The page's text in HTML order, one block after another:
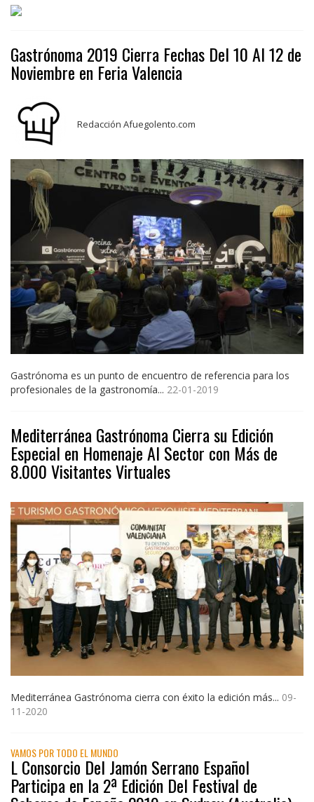
Gastrónoma 2019 Cierra Fechas Del 10 Al 12 de
Noviembre en Feria Valencia
Redacción Afuegolento.com
Gastrónoma es un punto de encuentro de referencia para los
profesionales de la gastronomía... 22-01-2019
Mediterránea Gastrónoma Cierra su Edición
Especial en Homenaje Al Sector con Más de
8.000 Visitantes Virtuales
Mediterránea Gastrónoma cierra con éxito la edición más... 09-
11-2020
VAMOS POR TODO EL MUNDO
L Consorcio Del Jamón Serrano Español
Participa en la 2ª Edición Del Festival de